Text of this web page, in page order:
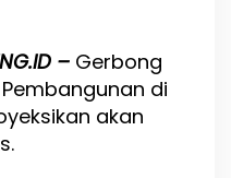
– Gerbong
di
akan